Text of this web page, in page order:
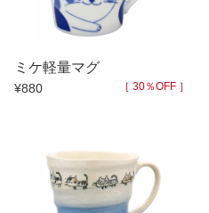
ミケ軽量マグ
¥880 ［ 30％OFF ］